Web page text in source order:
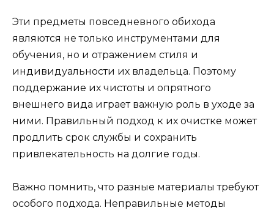
Эти предметы повседневного обихода
являются не только инструментами для
обучения, но и отражением стиля и
индивидуальности их владельца. Поэтому
поддержание их чистоты и опрятного
внешнего вида играет важную роль в уходе за
ними. Правильный подход к их очистке может
продлить срок службы и сохранить
привлекательность на долгие годы.
Важно помнить, что разные материалы требуют
особого подхода. Неправильные методы